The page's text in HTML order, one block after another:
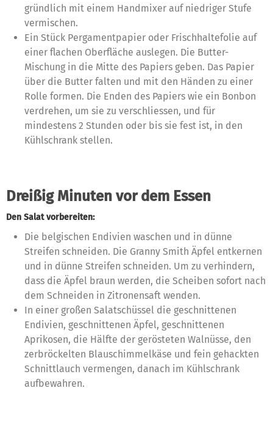
gründlich mit einem Handmixer auf niedriger Stufe
vermischen.
Ein Stück Pergamentpapier oder Frischhaltefolie auf
einer flachen Oberfläche auslegen. Die Butter-
Mischung in die Mitte des Papiers geben. Das Papier
über die Butter falten und mit den Händen zu einer
Rolle formen. Die Enden des Papiers wie ein Bonbon
verdrehen, um sie zu verschliessen, und für
mindestens 2 Stunden oder bis sie fest ist, in den
Kühlschrank stellen.
Dreißig Minuten vor dem Essen
Den Salat vorbereiten:
Die belgischen Endivien waschen und in dünne
Streifen schneiden. Die Granny Smith Äpfel entkernen
und in dünne Streifen schneiden. Um zu verhindern,
dass die Äpfel braun werden, die Scheiben sofort nach
dem Schneiden in Zitronensaft wenden.
In einer großen Salatschüssel die geschnittenen
Endivien, geschnittenen Äpfel, geschnittenen
Aprikosen, die Hälfte der gerösteten Walnüsse, den
zerbröckelten Blauschimmelkäse und fein gehackten
Schnittlauch vermengen, danach im Kühlschrank
aufbewahren.